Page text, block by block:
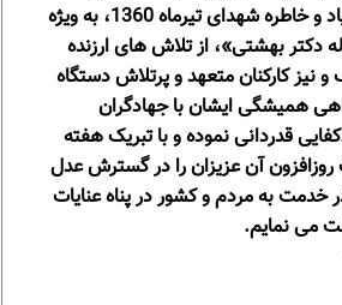
ضمن گرامی داشت یاد و خاطره شهدای تیرماه 1360، به ویژه
دکتر بهشتی»، از تلاش های ارزنده
کارکنان متعهد و پرتلاش دستگاه
همیشگی ایشان با جهادگران
قدردانی نموده و با تبریک هفته
روزافزون آن عزیزان را در گسترش عدل
خدمت به مردم و کشور در پناه عنایات
می نمایم.